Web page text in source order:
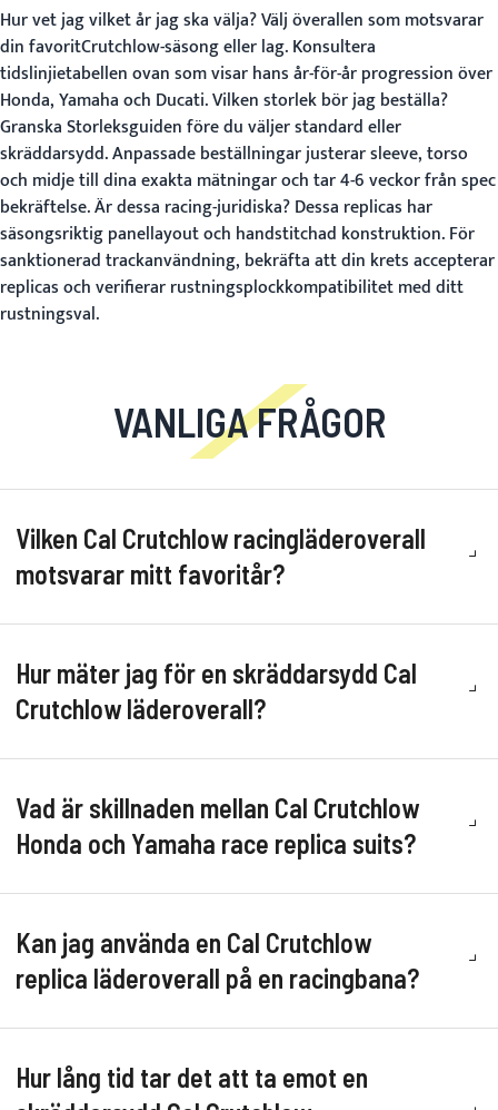
Hur vet jag vilket år jag ska välja?Välj överallen som motsvarar
din favoritCrutchlow-säsong eller lag. Konsultera
tidslinjietabellen ovan som visar hans år-för-år progression över
Honda, Yamaha och Ducati.Vilken storlek bör jag beställa?
GranskaStorleksguidenföre du väljer standard eller
skräddarsydd. Anpassade beställningar justerar sleeve, torso
och midje till dina exakta mätningar och tar 4-6 veckor från spec
bekräftelse.Är dessa racing-juridiska?Dessa replicas har
säsongsriktig panellayout och handstitchad konstruktion. För
sanktionerad trackanvändning, bekräfta att din krets accepterar
replicas och verifierar rustningsplockkompatibilitet med ditt
rustningsval.
VANLIGA FRÅGOR
Vilken Cal Crutchlow racingläderoverall
motsvarar mitt favoritår?
Hur mäter jag för en skräddarsydd Cal
Crutchlow läderoverall?
Vad är skillnaden mellan Cal Crutchlow
Honda och Yamaha race replica suits?
Kan jag använda en Cal Crutchlow
replica läderoverall på en racingbana?
Hur lång tid tar det att ta emot en